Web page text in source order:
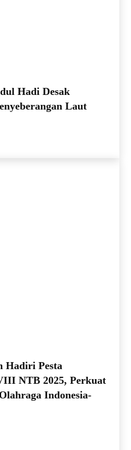
Hadi Desak
Laut
Hadiri Pesta
NTB 2025, Perkuat
Indonesia-